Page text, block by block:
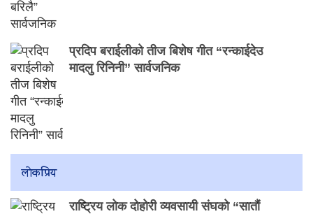
प्रदिप बराईलीको तीज बिशेष गीत “रन्काईदेउ
मादलु रिनिनी” सार्वजनिक
लाेकप्रिय
राष्ट्रिय लोक दोहोरी व्यवसायी संघको “सातौं